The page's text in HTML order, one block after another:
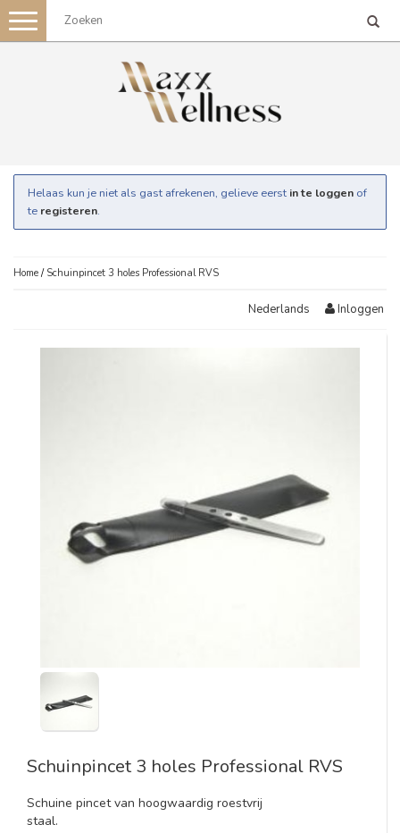
Toggle
navigation
Helaas kun je niet als gast afrekenen, gelieve eerst in te loggen of
te registeren.
Home / Schuinpincet 3 holes Professional RVS
Nederlands Inloggen
Schuinpincet 3 holes Professional RVS
Schuine pincet van hoogwaardig roestvrij
staal.